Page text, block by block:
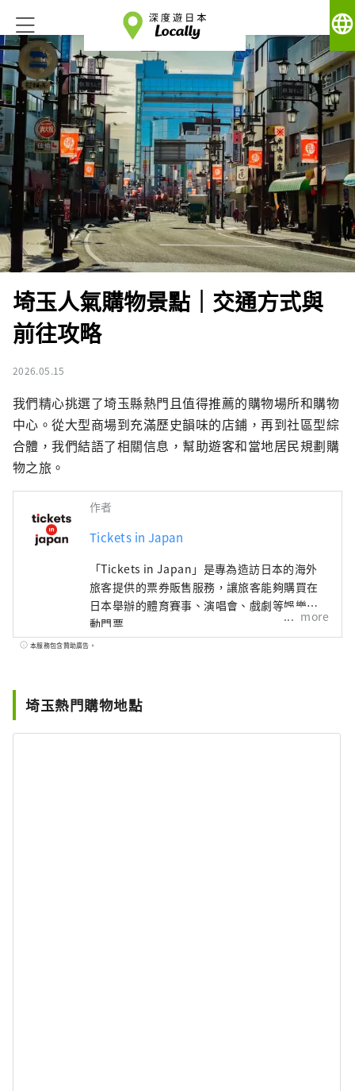
language
埼玉人氣購物景點｜交通方式與
前往攻略
2026.05.15
我們精心挑選了埼玉縣熱門且值得推薦的購物場所和購物
中心。從大型商場到充滿歷史韻味的店鋪，再到社區型綜
合體，我們結語了相關信息，幫助遊客和當地居民規劃購
物之旅。
作者
Tickets in Japan
「Tickets in Japan」是專為造訪日本的海外
旅客提供的票券販售服務，讓旅客能夠購買在
日本舉辦的體育賽事、演唱會、戲劇等娛樂活
動門票
more
本服務包含贊助廣告。
埼玉熱門購物地點